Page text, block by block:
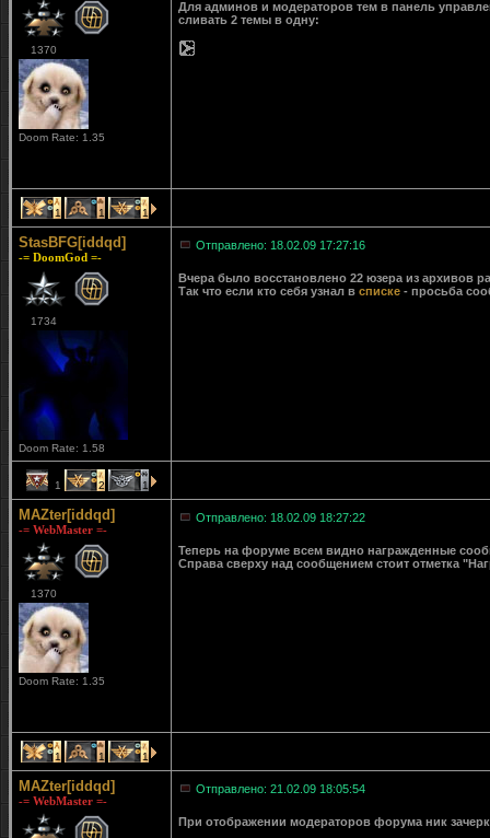
1370
Doom Rate: 1.35
Для админов и модераторов тем в панель
сливать 2 темы в одну:
1 1 1
StasBFG[iddqd]
-= DoomGod =-
1734
Doom Rate: 1.58
Отправлено: 18.02.09 17:27:16
Вчера было восстановлено 22 юзера из архивов
Так что если кто себя узнал в списке - просьба
1 2 1
MAZter[iddqd]
-= WebMaster =-
1370
Doom Rate: 1.35
Отправлено: 18.02.09 18:27:22
Теперь на форуме всем видно награжденные
Справа сверху над сообщением стоит отметка
1 1 1
MAZter[iddqd]
-= WebMaster =-
Отправлено: 21.02.09 18:05:54
При отображении модераторов форума ник